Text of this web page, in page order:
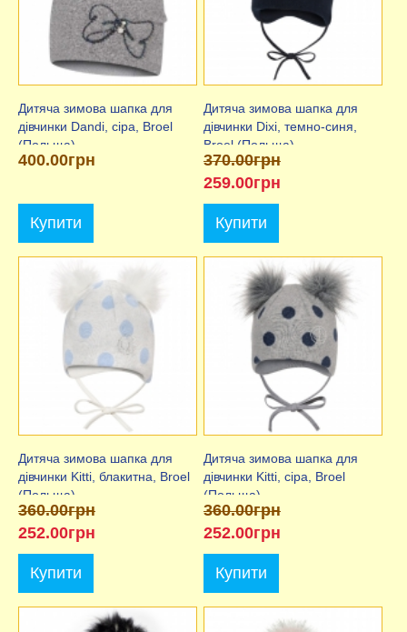
Дитяча зимова шапка для
дівчинки Dandi, сіра, Broel
(Польща)
400.00грн
Купити
Дитяча зимова шапка для
дівчинки Dixi, темно-синя,
Broel (Польща)
370.00грн
259.00грн
Купити
Дитяча зимова шапка для
дівчинки Kitti, блакитна, Broel
(Польща)
360.00грн
252.00грн
Купити
Дитяча зимова шапка для
дівчинки Kitti, сіра, Broel
(Польща)
360.00грн
252.00грн
Купити